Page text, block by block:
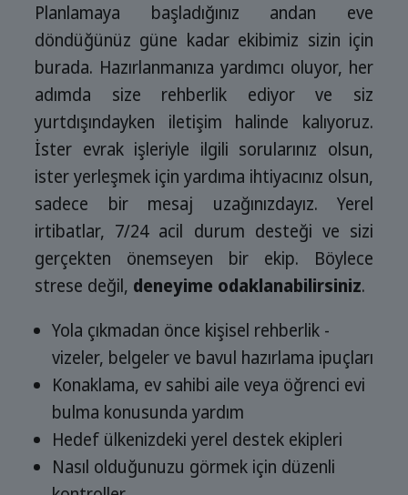
Planlamaya başladığınız andan eve
döndüğünüz güne kadar ekibimiz sizin için
burada. Hazırlanmanıza yardımcı oluyor, her
adımda size rehberlik ediyor ve siz
yurtdışındayken iletişim halinde kalıyoruz.
İster evrak işleriyle ilgili sorularınız olsun,
ister yerleşmek için yardıma ihtiyacınız olsun,
sadece bir mesaj uzağınızdayız. Yerel
irtibatlar, 7/24 acil durum desteği ve sizi
gerçekten önemseyen bir ekip. Böylece
strese değil, deneyime odaklanabilirsiniz.
Yola çıkmadan önce kişisel rehberlik -
vizeler, belgeler ve bavul hazırlama ipuçları
Konaklama, ev sahibi aile veya öğrenci evi
bulma konusunda yardım
Hedef ülkenizdeki yerel destek ekipleri
Nasıl olduğunuzu görmek için düzenli